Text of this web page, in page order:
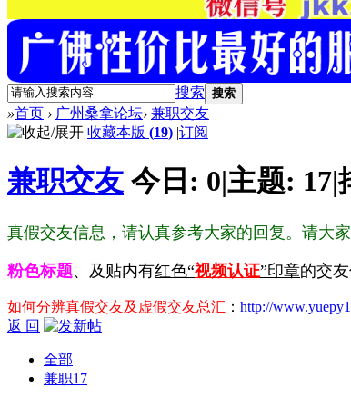
搜索 搜索
»首页 › 广州桑拿论坛› 兼职交友
收藏本版 (19) |订阅
兼职交友 今日: 0|主题: 17|
真假交友信息，请认真参考大家的回复。请大
粉色标题、及贴内有红色“视频认证”印章的交
如何分辨真假交友及虚假交友总汇 ： http://
返 回
全部
兼职17